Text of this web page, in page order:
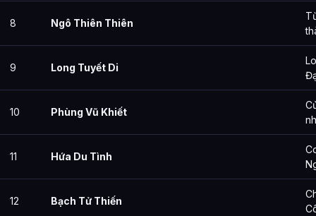
8 Ngô Thiên Thiên
9 Long Tuyết Di
10 Phùng Vũ Khiết
11 Hứa Du Tình
12 Bạch Tử Thiến